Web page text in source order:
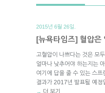
2015년 6월 26일.
[뉴욕타임즈] 혈압은
고혈압이 나쁘다는 것은 모
얼마나 낮추어야 하는지는
여기에 답을 줄 수 있는 스프
결과가 2017년 발표될 예정
→ 더 보기